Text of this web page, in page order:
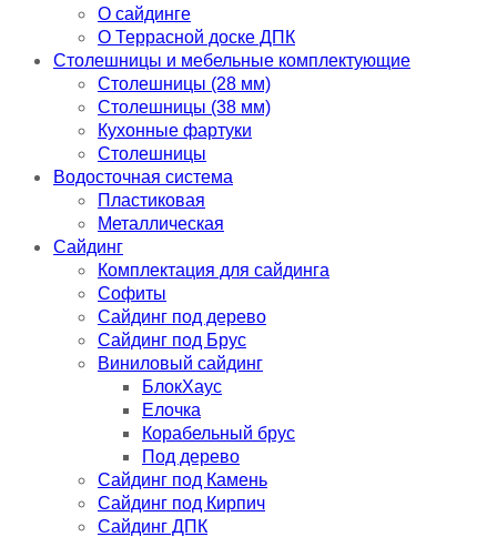
О сайдинге
О Террасной доске ДПК
Столешницы и мебельные комплектующие
Столешницы (28 мм)
Столешницы (38 мм)
Кухонные фартуки
Столешницы
Водосточная система
Пластиковая
Металлическая
Сайдинг
Комплектация для сайдинга
Софиты
Сайдинг под дерево
Сайдинг под Брус
Виниловый сайдинг
БлокХаус
Елочка
Корабельный брус
Под дерево
Сайдинг под Камень
Сайдинг под Кирпич
Сайдинг ДПК